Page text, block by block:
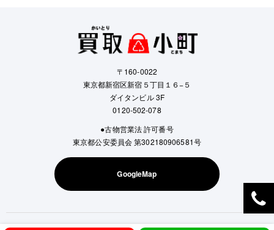
〒160-0022
東京都新宿区新宿５丁目１６−５
ダイタンビル 3F
0120-502-078
●古物営業法 許可番号
東京都公安委員会 第302180906581号
GoogleMap